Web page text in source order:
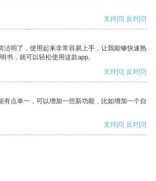
支持[0] 反对[0]
洁明了，使用起来非常容易上手，让我能够快速熟
书，就可以轻松使用这款app。
支持[0] 反对[0]
有点单一，可以增加一些新功能，比如增加一个自
支持[0] 反对[0]